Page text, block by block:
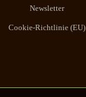
Newsletter
Cookie-Richtlinie (EU)